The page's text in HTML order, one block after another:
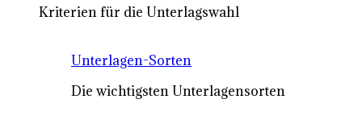
Kriterien für die Unterlagswahl
Unterlagen-Sorten
Die wichtigsten Unterlagensorten